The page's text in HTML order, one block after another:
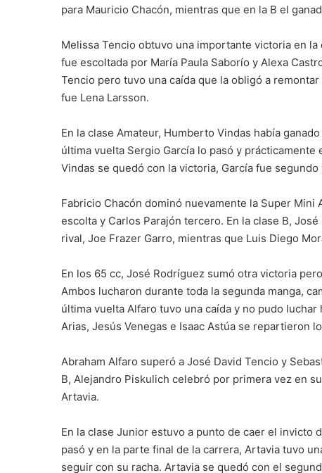
para Mauricio Chacón, mientras que en la B el
Melissa Tencio obtuvo una importante victoria en
fue escoltada por María Paula Saborío y Alexa
Tencio pero tuvo una caída que la obligó a
fue Lena Larsson.
En la clase Amateur, Humberto Vindas había
última vuelta Sergio García lo pasó y
Vindas se quedó con la victoria, García fue
Fabricio Chacón dominó nuevamente la Super Mini
escolta y Carlos Parajón tercero. En la clase B,
rival, Joe Frazer Garro, mientras que Luis Diego
En los 65 cc, José Rodríguez sumó otra victoria
Ambos lucharon durante toda la segunda manga,
última vuelta Alfaro tuvo una caída y no pudo
Arias, Jesús Venegas e Isaac Astúa se repartieron
Abraham Alfaro superó a José David Tencio y
B, Alejandro Piskulich celebró por primera vez en
Artavia.
En la clase Junior estuvo a punto de caer el invicto
pasó y en la parte final de la carrera, Artavia tuvo
seguir con su racha. Artavia se quedó con el